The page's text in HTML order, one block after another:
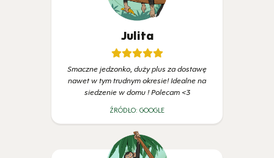
Julita
Smaczne jedzonko, duży plus za dostawę
nawet w tym trudnym okresie! Idealne na
siedzenie w domu ! Polecam <3
ŹRÓDŁO: GOOGLE